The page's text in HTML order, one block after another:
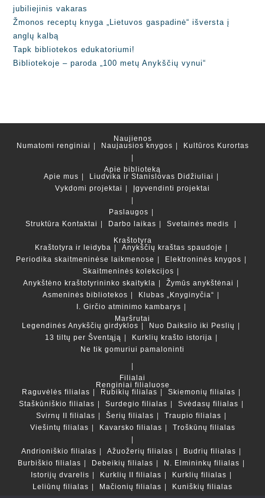
jubiliejinis vakaras
Žmonos receptų knyga „Lietuvos gaspadinė“ išversta į
anglų kalbą
Tapk bibliotekos edukatoriumi!
Bibliotekoje – paroda „100 metų Anykščių vynui“
Naujienos
Numatomi renginiai
Naujausios knygos Kultūros Kurortas
Apie biblioteką
Apie mus
Liudvika ir Stanislovas Didžiuliai
Vykdomi projektai
Įgyvendinti projektai
Paslaugos
Struktūra Kontaktai Darbo laikas
Svetainės medis
Kraštotyra
Kraštotyra ir leidyba
Anykščių kraštas spaudoje
Periodika skaitmeninėse laikmenose
Elektroninės knygos
Skaitmeninės kolekcijos
Anykštėno kraštotyrininko skaitykla
Žymūs anykštėnai
Asmeninės bibliotekos
Klubas „Knyginyčia“
I. Girčio atminimo kambarys
Maršrutai
Legendinės Anykščių girdyklos
Nuo Daikslio iki Peslių
13 tiltų per Šventąją
Kurklių krašto istorija
Ne tik gomuriui pamaloninti
Filialai
Renginiai filialuose
Raguvėlės filialas
Rubikių filialas
Skiemonių filialas
Staškūniškio filialas
Surdegio filialas
Svėdasų filialas
Svirnų II filialas
Šerių filialas
Traupio filialas
Viešintų filialas
Kavarsko filialas Troškūnų filialas
Andrioniškio filialas Ažuožerių filialas
Budrių filialas
Burbiškio filialas
Debeikių filialas
N. Elmininkų filialas
Istorijų dvarelis
Kurklių II filialas
Kurklių filialas
Leliūnų filialas
Mačionių filialas Kuniškių filialas